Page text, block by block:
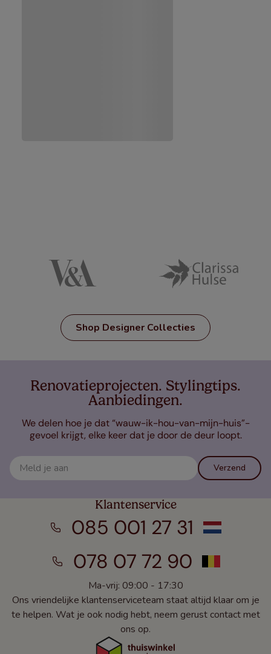
Shop Designer Collecties
Renovatieprojecten. Stylingtips.
Aanbiedingen.
We delen hoe je dat “wauw-ik-hou-van-mijn-huis”-
gevoel krijgt, elke keer dat je door de deur loopt.
Verzend
Klantenservice
085 001 27 31
078 07 72 90
Ma-vrij: 09:00 - 17:30
Ons vriendelijke klantenserviceteam staat altijd klaar om je
te helpen. Wat je ook nodig hebt, neem gerust contact met
ons op.